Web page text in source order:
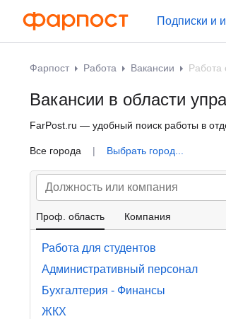
Подписки и
Фарпост Работа Вакансии Работа
Вакансии в области
FarPost.ru — удобный поиск работы в
Все города | Выбрать город...
Проф. область Компания
Работа для студентов
Административный персонал
Бухгалтерия - Финансы
ЖКХ